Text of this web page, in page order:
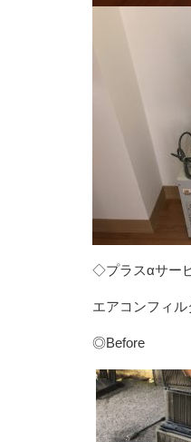
◇プラスαサー
エアコンフィ
◎Before